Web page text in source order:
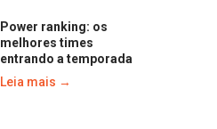
Power ranking: os
melhores times
entrando a temporada
Leia mais →